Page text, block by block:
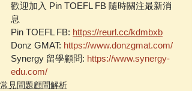
歡迎加入 Pin TOEFL FB 隨時關注最新消
息
Pin TOEFL FB: https://reurl.cc/kdmbxb
Donz GMAT: https://www.donzgmat.com/
Synergy 留學顧問: https://www.synergy-
edu.com/
常見問題顧問解析